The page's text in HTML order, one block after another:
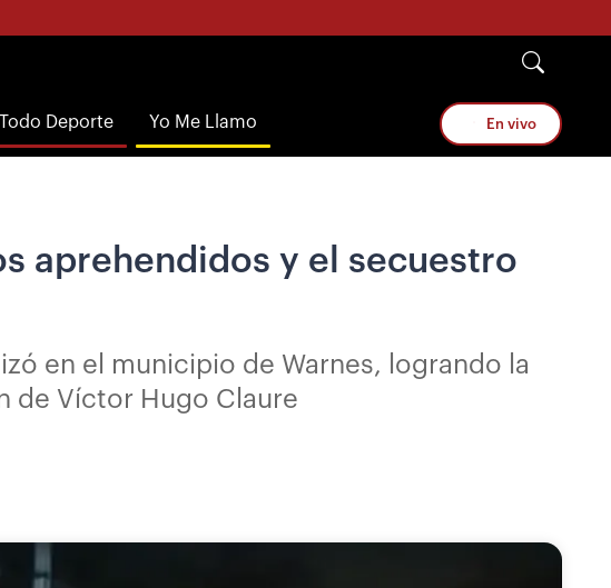
Deporte Yo Me Llamo En vivo
aprehendidos y el secuestro
en el municipio de Warnes, logrando la
de Víctor Hugo Claure